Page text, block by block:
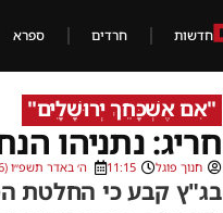
חדשות חרדים ספרא
"אִם אֶשְׁכָּחֵךְ יְרוּשָׁלָ‍ִים"
חריג: נתניהו
חנוך פוגל 11:15 ה׳ באדר תשפ״ו (22/02/2026)